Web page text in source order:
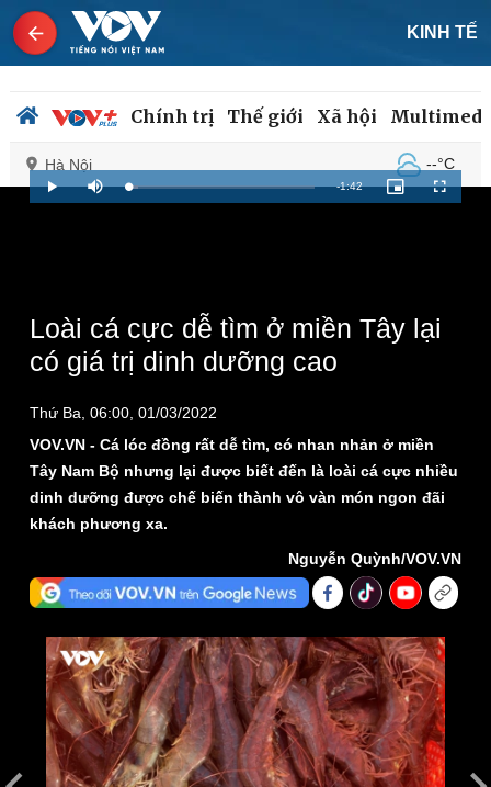
KINH TẾ
Chính trị Thế giới Xã hội
Hà Nội --°C
Tổ chức nhân sự
Quốc hội
Nhận diện sự thật
Dự báo thời tiết
Giáo dục
Dấu ấn VOV
Thế giới
Multimedia
Play Mute Loaded:
6.02%
Remaining
-1:42
Picture-
in-
Fullscreen
Loài cá cực dễ tìm ở miền Tây lại
có giá trị dinh dưỡng cao
Thứ Ba, 06:00, 01/03/2022
VOV.VN - Cá lóc đồng rất dễ tìm, có nhan nhản ở miền
Tây Nam Bộ nhưng lại được biết đến là loài cá cực nhiều
dinh dưỡng được chế biến thành vô vàn món ngon đãi
khách phương xa.
Nguyễn Quỳnh/VOV.VN